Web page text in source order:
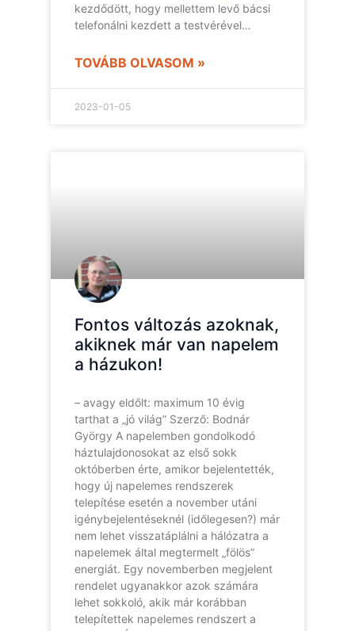
kezdődött, hogy mellettem levő bácsi
telefonálni kezdett a testvérével…
TOVÁBB OLVASOM »
2023-01-05
Fontos változás azoknak,
akiknek már van napelem
a házukon!
– avagy eldőlt: maximum 10 évig
tarthat a „jó világ” Szerző: Bodnár
György A napelemben gondolkodó
háztulajdonosokat az első sokk
októberben érte, amikor bejelentették,
hogy új napelemes rendszerek
telepítése esetén a november utáni
igénybejelentéseknél (időlegesen?) már
nem lehet visszatáplálni a hálózatra a
napelemek által megtermelt „fölös”
energiát. Egy novemberben megjelent
rendelet ugyanakkor azok számára
lehet sokkoló, akik már korábban
telepítettek napelemes rendszert a